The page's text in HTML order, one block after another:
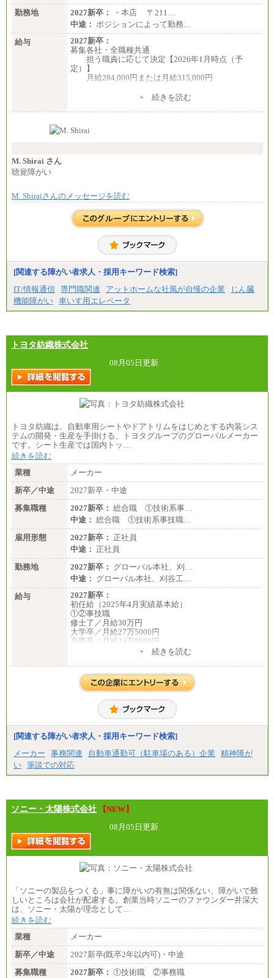
勤務地 2027新卒：
・本店 〒211…
中途： ポジションによって勤務…
給与
2027新卒：
募集各社・全職種共通
担う職責に応じて決定【2026年1月時点（予
定）】
月給284,000円または月給315,000円
※入社後早期から、自律的な業務遂行が求めら
す。
い職責を担う方については、さらに高い金額を個別
※上記に加え、所定労働時間外に勤務をした場
※試用期間中も給与に変更はございません。
＜募集各社・全職種共通＞
月給21万円以上～
※試用期間中の給与に変更はありません。
ます。
+ 続きを読む
M. Shirai さん
聴覚障がい
M. Shiraiさんのメッセージを読む
[関連する障がい者求人・採用キーワード検索]
IT/情報通信 専門職関連 アットホームな社風が自慢の企業
じん臓
機能障がい 車いす用エレベータ
トヨタ紡織株式会社
08月05日更新
トヨタ紡織は、自動車用シートやドアトリムをはじめとする内装シス
テムの開発・生産を手掛ける、トヨタグループのグローバルメーカー
です。シート生産では国内トッ…
続きを読む
業種
メーカー
新卒／中途
2027新卒・中途
募集職種
2027新卒： 総合職 ①技術系事…
中途： 総合職 ①技術系事技職…
雇用形態
2027新卒： 正社員
中途： 正社員
勤務地
2027新卒： グローバル本社、刈…
中途： グローバル本社、刈谷工…
給与
2027新卒：
初任給（2025年4月実績基本給）
①②事技職
修士了／月給30万円
大学卒／月給27万5000円
高専卒／月給24万9000円
大学卒 月給21万4000円
短大卒 月給19万円
月給214,000円から360,000円（年収400万円から800
※経験スキルなどを考慮の上、当社規定により
決定
※試用期間中も給与に変更はございません
+ 続きを読む
[関連する障がい者求人・採用キーワード検索]
メーカー
事務関連 自動車通勤可（駐車場のある）企業
精神障が
い 筆談での対応
ソニー・太陽株式会社
【NEW】
08月05日更新
「ソニーの製品をつくる」事に障がいの有無は関係ない、障がいで難
しいところは会社が配慮する。創業当時ソニーのファウンダー井深大
は、ソニー・太陽が理念として…
続きを読む
業種
メーカー
新卒／中途
2027新卒(既卒2年以内可)・中途
募集職種
2027新卒： ①技術職 ②事務職